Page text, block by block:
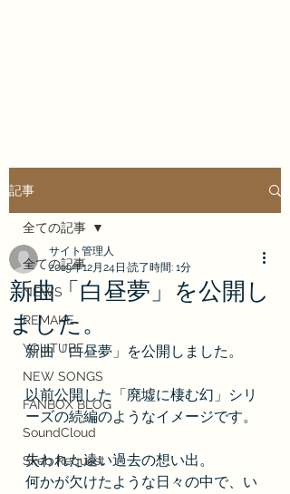
記事
全ての記事
NEWS
REMAKE
YOUTUBE
NEW SONGS
FANBOX BLOG
SoundCloud
Skeb Request
全ての記事
新曲「白昼夢」を公開し
ました。
サイト管理人
2019年12月24日 読了時間: 1分
新曲「白昼夢」を公開しました。
以前公開した「廃墟に棲む幻」シリ
ーズの続編のようなイメージです。
失われた遠い過去の想い出。
何かが欠けたような日々の中で、い